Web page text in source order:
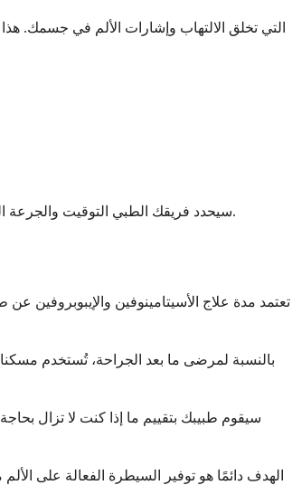
سيحدد فريقك الطبي التوقيت والجرعة الدقيقة بناءً على حالتك الخاصة ومستوى الألم والأدوية الأخرى التي تتلقاها. سيقومون أيضًا بمراقبة علاماتك الحيوية واستجابتك العامة للتأكد من أن العلاج فعال لك.
تعتمد مدة علاج الأسيتامينوفين والإيبوبروفين
سيقوم طبيبك بتقييم ما إذا كنت لا تزال
الهدف دائمًا هو توفير السيطرة الفعالة على